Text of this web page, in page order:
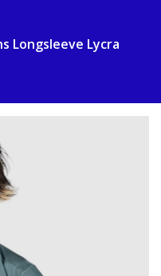
Longsleeve Lycra